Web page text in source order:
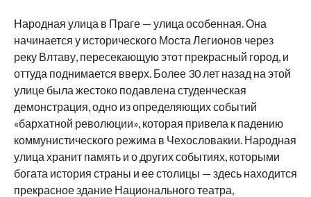
Народная улица в Праге — улица особенная. Она
начинается у исторического Моста Легионов через
реку Влтаву, пересекающую этот прекрасный город, и
оттуда поднимается вверх. Более 30 лет назад на этой
улице была жестоко подавлена ​​студенческая
демонстрация, одно из определяющих событий
«бархатной революции», которая привела к падению
коммунистического режима в Чехословакии. Народная
улица хранит память и о других событиях, которыми
богата история страны и ее столицы — здесь находится
прекрасное здание Национального театра,